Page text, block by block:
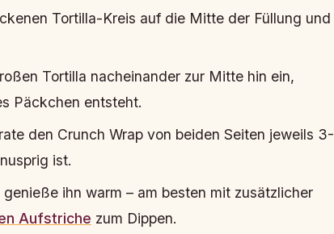
Tortilla-Kreis auf die Mitte der Füllung und
Tortilla nacheinander zur Mitte hin ein,
Päckchen entsteht.
den Crunch Wrap von beiden Seiten jeweils 3-
ist.
ihn warm – am besten mit zusätzlicher
Aufstriche zum Dippen.